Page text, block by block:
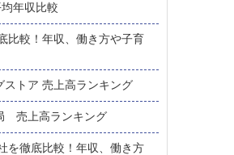
年収比較
比較！年収、働き方や子育
ストア 売上高ランキング
売上高ランキング
を徹底比較！年収、働き方